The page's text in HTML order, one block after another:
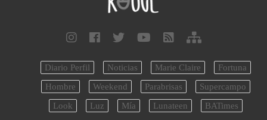
Diario Perfil Noticias Marie Claire
Fortuna
Hombre
Weekend Parabrisas
Supercampo
Look
Luz Mía Lunateen BATimes